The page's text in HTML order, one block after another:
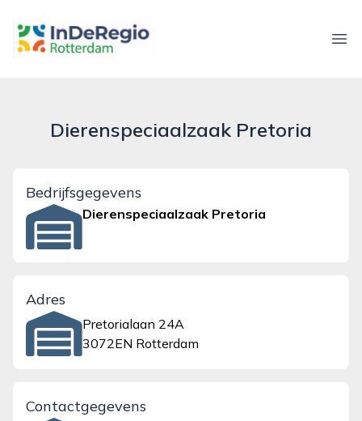
inderegiorotterdam.nl
Dierenspeciaalzaak Pretoria
Bedrijfsgegevens
Dierenspeciaalzaak Pretoria
Adres
Pretorialaan 24A
3072EN Rotterdam
Contactgegevens